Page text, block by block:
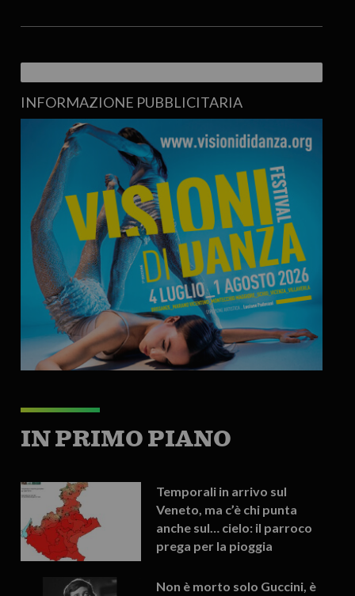
INFORMAZIONE PUBBLICITARIA
IN PRIMO PIANO
Temporali in arrivo sul
Veneto, ma c’è chi punta
anche sul… cielo: il parroco
prega per la pioggia
Non è morto solo Guccini, è